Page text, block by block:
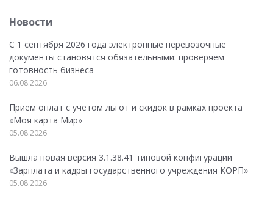
Новости
С 1 сентября 2026 года электронные перевозочные
документы становятся обязательными: проверяем
готовность бизнеса
06.08.2026
Прием оплат с учетом льгот и скидок в рамках проекта
«Моя карта Мир»
05.08.2026
Вышла новая версия 3.1.38.41 типовой конфигурации
«Зарплата и кадры государственного учреждения КОРП»
05.08.2026